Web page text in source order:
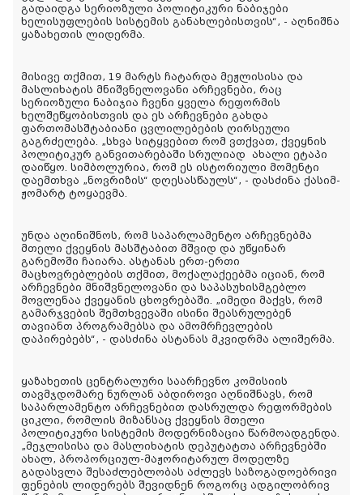
გადაიდგა სერიოზული პოლიტიკური ნაბიჯები
ხელისუფლების სისტემის განახლებისთვის“, - აღნიშნა
ყაზახეთის ლიდერმა.
მისივე თქმით, 19 მარტს ჩატარდა მეჟლისისა და
მასლიხატის მნიშვნელოვანი არჩევნები, რაც
სერიოზული ნაბიჯია ჩვენი ყველა რეფორმის
ხელშეწყობისთვის და ეს არჩევნები გახდა
ფართომასშტაბიანი ცვლილებების ღირსეული
გაგრძელება. „სხვა სიტყვებით რომ ვთქვათ, ქვეყნის
პოლიტიკურ განვითარებაში სრულიად ახალი ეტაპი
დაიწყო . სიმბოლურია, რომ ეს ისტორიული მომენტი
დაემთხვა „ნოვრიზის“ დღესასწაულს“, - დასძინა ქასიმ-
ჟომარტ ტოყაევმა.
უნდა აღინიშნოს, რომ საპარლამენტო არჩევნებმა
მთელი ქვეყნის მასშტაბით მშვიდ და უწყინარ
გარემოში ჩაიარა. ასტანას ერთ-ერთი
მაცხოვრებლების თქმით, მოქალაქეებმა იციან, რომ
არჩევნები მნიშვნელოვანი და საპასუხისმგებლო
მოვლენაა ქვეყანის ცხოვრებაში. „იმედი მაქვს, რომ
გამარჯვების შემთხვევაში ისინი შეასრულებენ
თავიანთ პროგრამებსა და ამომრჩევლების
დაპირებებს“, - დასძინა ასტანას მკვიდრმა ალიშერმა.
ყაზახეთის ცენტრალური საარჩევნო კომისიის
თავმჯდომარე ნურლან აბდიროვი აღნიშნავს, რომ
საპარლამენტო არჩევნებით დასრულდა რეფორმების
ციკლი, რომლის მიზანსაც ქვეყნის მთელი
პოლიტიკური სისტემის მოდერნიზაცია წარმოადგენდა.
„მეჯლისისა და მასლიხატის დეპუტატთა არჩევნებში
ახალ, პროპორციულ-მაჟორიტარულ მოდელზე
გადასვლა შესაძლებლობას აძლევს საზოგადოებრივი
ფენების ლიდერებს შევიდნენ როგორც ადგილობრივ